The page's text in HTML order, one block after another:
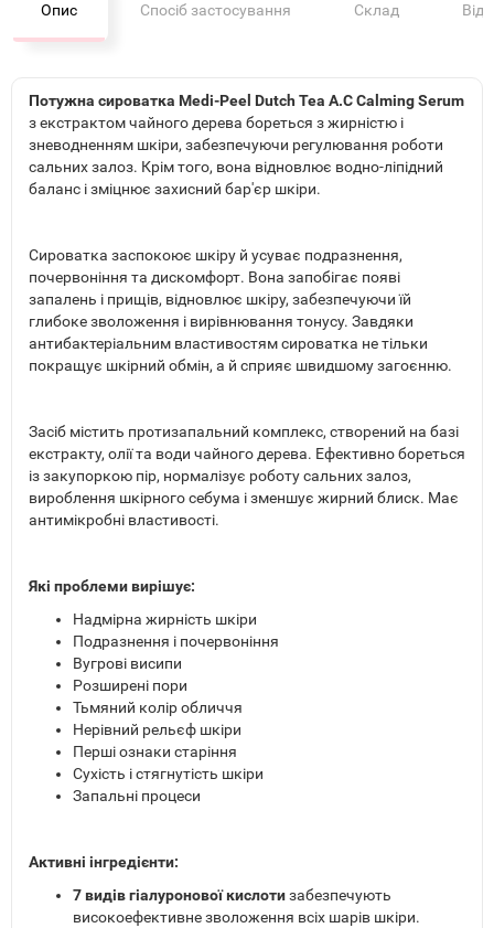
Опис Спосіб застосування Склад
Потужна сироватка Medi-Peel Dutch Tea A.C Calming Serum
з екстрактом чайного дерева бореться з жирністю і
зневодненням шкіри, забезпечуючи регулювання роботи
сальних залоз. Крім того, вона відновлює водно-ліпідний
баланс і зміцнює захисний бар'єр шкіри.
Сироватка заспокоює шкіру й усуває подразнення,
почервоніння та дискомфорт. Вона запобігає появі
запалень і прищів, відновлює шкіру, забезпечуючи їй
глибоке зволоження і вирівнювання тонусу. Завдяки
антибактеріальним властивостям сироватка не тільки
покращує шкірний обмін, а й сприяє швидшому загоєнню.
Засіб містить протизапальний комплекс, створений на базі
екстракту, олії та води чайного дерева. Ефективно бореться
із закупоркою пір, нормалізує роботу сальних залоз,
вироблення шкірного себума і зменшує жирний блиск. Має
антимікробні властивості.
Які проблеми вирішує:
Надмірна жирність шкіри
Подразнення і почервоніння
Вугрові висипи
Розширені пори
Тьмяний колір обличчя
Нерівний рельєф шкіри
Перші ознаки старіння
Сухість і стягнутість шкіри
Запальні процеси
Активні інгредієнти:
7 видів гіалуронової кислотизабезпечують
високоефективне зволоження всіх шарів шкіри.